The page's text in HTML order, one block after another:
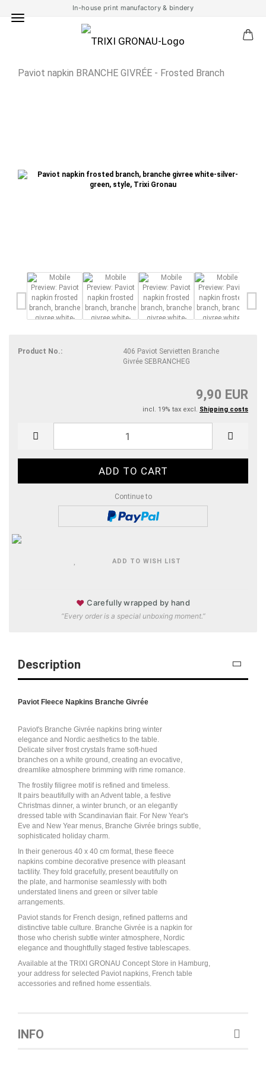
In-house print manufactory & bindery
Paviot napkin BRANCHE GIVRÉE - Frosted Branch
Product No.:
406 Paviot Servietten Branche
Givrée SEBRANCHEG
9,90 EUR
incl. 19% tax excl. Shipping costs
Continue to
ADD TO WISH LIST
♥ Carefully wrapped by hand
“Every order is a special unboxing moment.”
Description
Paviot Fleece Napkins Branche Givrée
Paviot's Branche Givrée napkins bring winter
elegance and Nordic aesthetics to the table.
Delicate silver frost crystals frame soft-hued
branches on a white ground, creating an evocative,
dreamlike atmosphere brimming with rime romance.
The frostily filigree motif is refined and timeless.
It pairs beautifully with an Advent table, a festive
Christmas dinner, a winter brunch, or an elegantly
dressed table with Scandinavian flair. For New Year's
Eve and New Year menus, Branche Givrée brings subtle,
sophisticated holiday charm.
In their generous 40 x 40 cm format, these fleece
napkins combine decorative presence with pleasant
tactility. They fold gracefully, present beautifully on
the plate, and harmonise seamlessly with both
understated linens and green or silver table
arrangements.
Paviot stands for French design, refined patterns and
distinctive table culture. Branche Givrée is a napkin for
those who cherish subtle winter atmosphere, Nordic
elegance and thoughtfully staged festive tablescapes.
Available at the TRIXI GRONAU Concept Store in Hamburg,
your address for selected Paviot napkins, French table
accessories and refined home essentials.
INFO